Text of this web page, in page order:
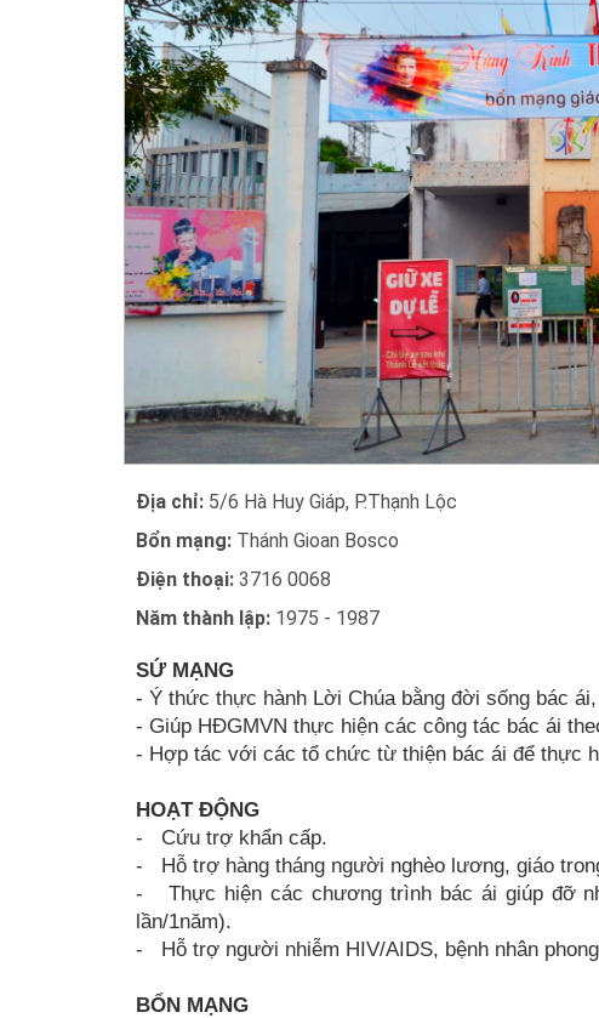
Địa chỉ: 5/6 Hà Huy Giáp, P.Thạnh Lộc
Bổn mạng: Thánh Gioan Bosco
Điện thoại: 3716 0068
Năm thành lập: 1975 - 1987
SỨ MẠNG
- Ý thức thực hành Lời Chúa bằng đời sống bác
- Giúp HĐGMVN thực hiện các công tác bác ái
- Hợp tác với các tổ chức từ thiện bác ái để thực
HOẠT ĐỘNG
- Cứu trợ khẩn cấp.
- Hỗ trợ hàng tháng người nghèo lương, giáo
- Thực hiện các chương trình bác ái giúp đỡ
lần/1năm).
- Hỗ trợ người nhiễm HIV/AIDS, bệnh nhân
BỔN MẠNG